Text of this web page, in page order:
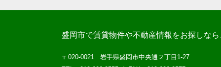
盛岡市で賃貸物件や不動産情報をお探しな
〒020-0021 岩手県盛岡市中央通２丁目1-27